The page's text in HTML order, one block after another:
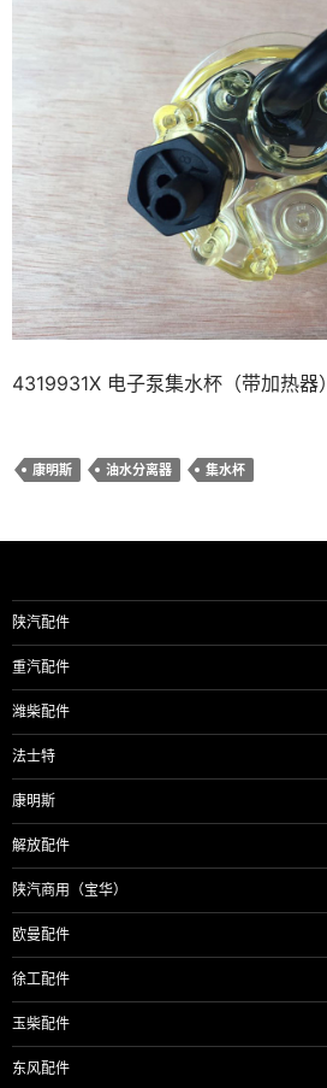
4319931X 电子泵集水杯（带加热器）
康明斯 油水分离器 集水杯
陕汽配件
重汽配件
潍柴配件
法士特
康明斯
解放配件
陕汽商用（宝华）
欧曼配件
徐工配件
玉柴配件
东风配件